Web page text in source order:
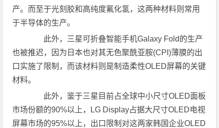
产。而至于光刻胶和高纯度氟化氢，这两种材料则常用
于半导体的生产。
此外，三星可折叠智能手机Galaxy Fold的生产
也被推迟，因为日本也对其无色聚酰亚胺(CPI)薄膜的出
口实施了限制，而该材料则是制造柔性OLED屏幕的关键
材料。
此外，鉴于三星目前占全球中小尺寸OLED面板
市场份额的90%以上，LG Display占据大尺寸OLED电视
屏幕市场的95%以上，出口限制对这两家韩国企业OLED